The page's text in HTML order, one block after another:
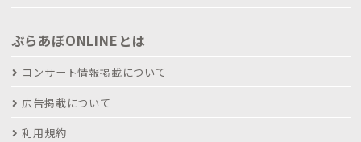
ぶらあぼONLINEとは
コンサート情報掲載について
広告掲載について
利用規約